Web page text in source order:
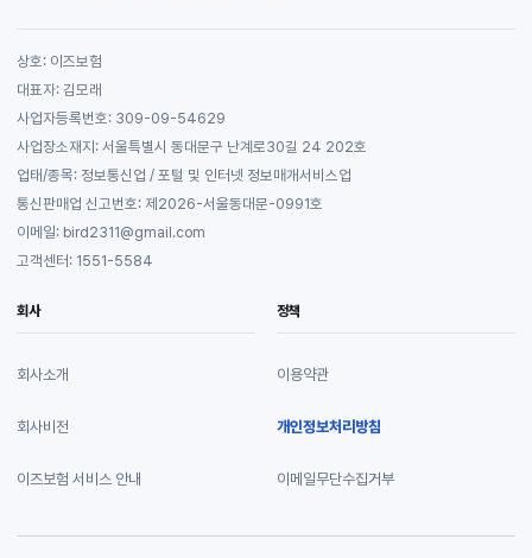
상호: 이즈보험
대표자: 김모래
사업자등록번호: 309-09-54629
사업장소재지: 서울특별시 동대문구 난계로30길 24 202호
업태/종목: 정보통신업 / 포털 및 인터넷 정보매개서비스업
통신판매업 신고번호: 제2026-서울동대문-0991호
이메일: bird2311@gmail.com
고객센터: 1551-5584
회사
회사소개
회사비전
이즈보험 서비스 안내
정책
이용약관
개인정보처리방침
이메일무단수집거부